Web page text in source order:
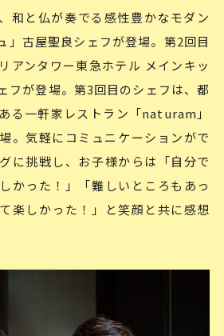
和と仏が奏でる感性豊かなモダン
」古屋聖良シェフが登場。第2回目
アンタワー東急ホテル メインキッ
フが登場。第3回目のシェフは、都
る一軒家レストラン「naturam」
。気軽にコミュニケーションがで
に挑戦し、お子様からは「自分で
かった！」「難しいところもあっ
楽しかった！」と笑顔と共に感想